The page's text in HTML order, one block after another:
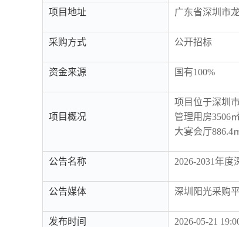
项目地址 广东省深圳市
采购方式 公开招标
资金来源 国有100%
项目概况
项目位于深圳
管理用房3506
大宴会厅886.4
公告名称 2026-2031年
公告媒体 深圳阳光采购
发布时间 2026-05-21